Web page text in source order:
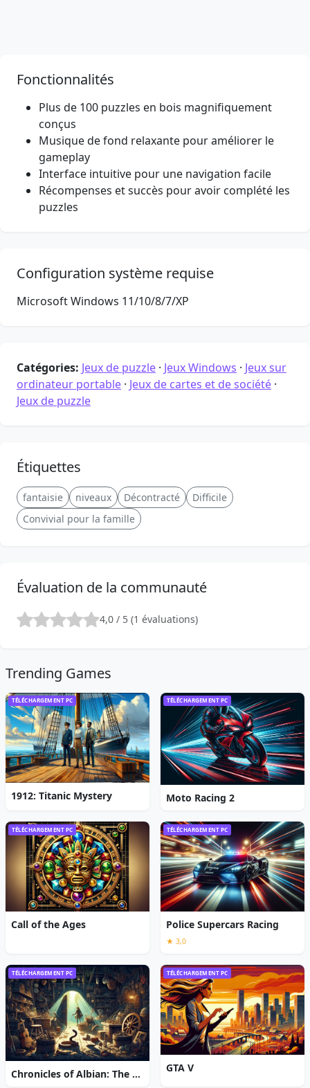
Fonctionnalités
Plus de 100 puzzles en bois magnifiquement
conçus
Musique de fond relaxante pour améliorer le
gameplay
Interface intuitive pour une navigation facile
Récompenses et succès pour avoir complété les
puzzles
Configuration système requise
Microsoft Windows 11/10/8/7/XP
Catégories: Jeux de puzzle · Jeux Windows · Jeux sur
ordinateur portable · Jeux de cartes et de société ·
Jeux de puzzle
Étiquettes
fantaisie niveaux Décontracté
Difficile
Convivial pour la famille
Évaluation de la communauté
4,0 / 5 (1 évaluations)
Trending Games
TÉLÉCHARGEMENT PC
1912: Titanic Mystery
TÉLÉCHARGEMENT PC
Moto Racing 2
TÉLÉCHARGEMENT PC
Call of the Ages
TÉLÉCHARGEMENT PC
Police Supercars Racing
★ 3,0
TÉLÉCHARGEMENT PC
Chronicles of Albian: The Magic Convention
TÉLÉCHARGEMENT PC
GTA V